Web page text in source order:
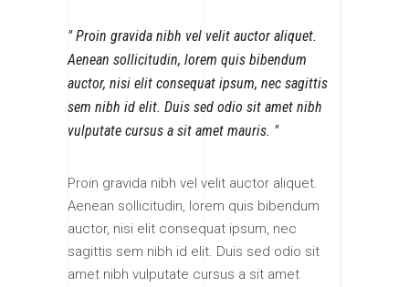
Proin gravida nibh vel velit auctor aliquet.
Aenean sollicitudin, lorem quis bibendum
auctor, nisi elit consequat ipsum, nec sagittis
sem nibh id elit. Duis sed odio sit amet nibh
vulputate cursus a sit amet mauris.
Proin gravida nibh vel velit auctor aliquet.
Aenean sollicitudin, lorem quis bibendum
auctor, nisi elit consequat ipsum, nec
sagittis sem nibh id elit. Duis sed odio sit
amet nibh vulputate cursus a sit amet